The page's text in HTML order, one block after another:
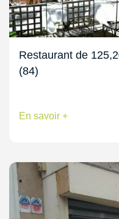
Restaurant de
(84)
En savoir +